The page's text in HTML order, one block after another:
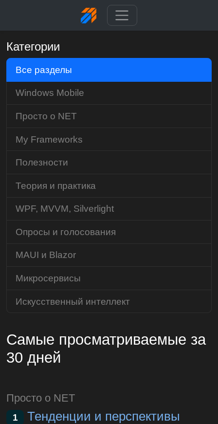
Самые просматриваемые за
30 дней
Просто о NET
1
Тенденции и перспективы
Категории
Все разделы
Windows Mobile
Просто о NET
My Frameworks
Полезности
Теория и практика
WPF, MVVM, Silverlight
Опросы и голосования
MAUI и Blazor
Микросервисы
Искусственный интеллект